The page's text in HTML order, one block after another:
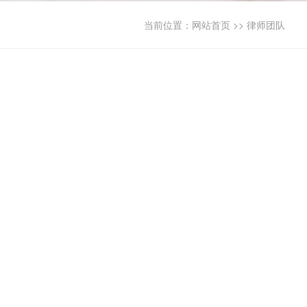
当前位置： 网站首页 >> 律师团队